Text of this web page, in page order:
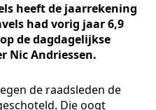
heeft de jaarrekening
had vorig jaar 6,9
de dagdagelijkse
Nic Andriessen.
de raadsleden de
Die oogt